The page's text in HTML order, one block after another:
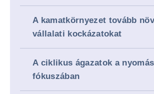
A kamatkörnyezet tovább
vállalati kockázatokat
A ciklikus ágazatok a nyomás
fókuszában